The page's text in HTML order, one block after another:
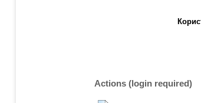
Actions (login required)